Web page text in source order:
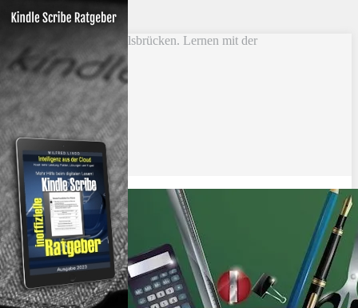
Skip to main content
Vokabel Lernen mit Eselsbrücken. Lernen mit der
Schlüsselwortmethode
Bestseller
Etsy-Shop
Fire Tablets Kids
T-Shirts
Blog
Lerntipps
Produkte